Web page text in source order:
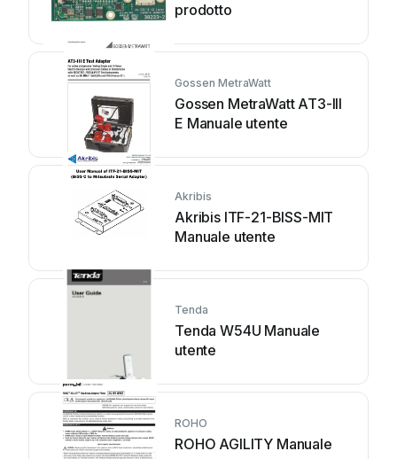
prodotto
Gossen MetraWatt
Gossen MetraWatt AT3-III
E Manuale utente
Akribis
Akribis ITF-21-BISS-MIT
Manuale utente
Tenda
Tenda W54U Manuale
utente
ROHO
ROHO AGILITY Manuale